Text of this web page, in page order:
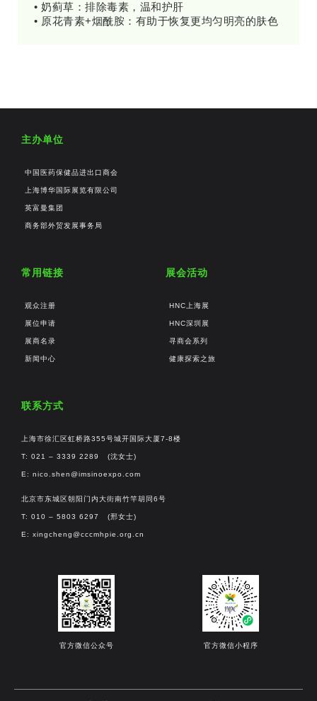
• 奶蓟草：排除毒素，温和护肝
• 原花青素+烟酰胺：有助于恢复更均匀明亮的肤色
主办单位
中国医药保健品进出口商会
上海博华国际展览有限公司
英富曼集团
商务部外贸发展事务局
常用链接
观众注册
展位申请
展商名录
新闻中心
展会活动
HNC上海展
HNC深圳展
寻商会系列
健康探索之旅
联系方式
上海市徐汇区虹桥路355号城开国际大厦7-8楼
T: 021 – 3339 2289 (沈女士)
E: nico.shen@imsinoexpo.com
北京市东城区朝阳门内大街南竹竿胡同6号
T: 010 – 5803 6297 (邢女士)
E: xingcheng@cccmhpie.org.cn
官方微信公众号 官方微信小程序